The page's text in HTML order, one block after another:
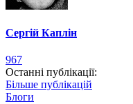
Сергій Каплін
967
Останні публікації:
Більше публікацій
Блоги